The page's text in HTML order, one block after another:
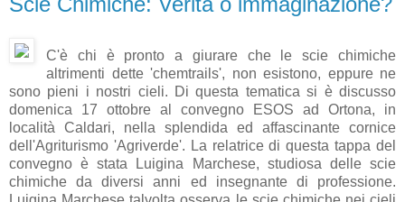
artificialmente le forze della Natura, usandole come «armi non
tradizionali» per mettere in ginocchio il nemico. Per esempio
sconvolgendo il clima e il regime delle piogge. Tutto ciò sembra
fantascienza, ma Qiao e Wang hanno forse ragione nell'includere la
«guerra ecologica» tra le 24 forme di conflitto da essi elencate.
Gianfranco alle07:07 Nessun commento: